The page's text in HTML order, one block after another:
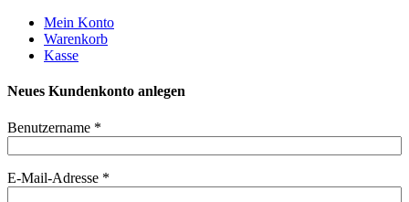
Weiter
zum
Inhalt
Mein Konto
Warenkorb
Kasse
Neues Kundenkonto anlegen
Benutzername *
E-Mail-Adresse *